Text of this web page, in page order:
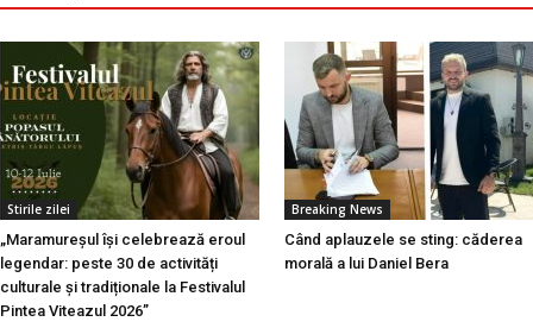
Stirile zilei
„Maramureșul își celebrează eroul
legendar: peste 30 de activități
culturale și tradiționale la Festivalul
Pintea Viteazul 2026”
Breaking News
Când aplauzele se sting: căderea
morală a lui Daniel Bera